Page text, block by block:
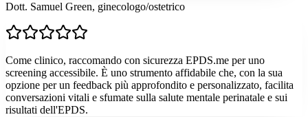
Dott. Samuel Green, ginecologo/ostetrico
Come clinico, raccomando con sicurezza EPDS.me per uno
screening accessibile. È uno strumento affidabile che, con la sua
opzione per un feedback più approfondito e personalizzato, facilita
conversazioni vitali e sfumate sulla salute mentale perinatale e sui
risultati dell'EPDS.